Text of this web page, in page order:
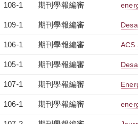
108-1 期刊學報編審
109-1 期刊學報編審
106-1 期刊學報編審 ACS
105-1 期刊學報編審
107-1 期刊學報編審
106-1 期刊學報編審